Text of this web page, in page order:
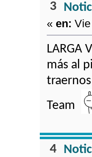
3
«en:
LARGA
más al
Team
4